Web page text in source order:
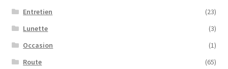
Entretien
(23)
Lunette
(3)
Occasion
(1)
Route
(65)